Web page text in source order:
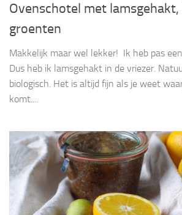
Ovenschotel met lamsgehakt,
groenten
Makkelijk maar wel lekker! Ik heb pas
Dus heb ik lamsgehakt in de vriezer.
biologisch. Het is altijd fijn als je weet
komt....